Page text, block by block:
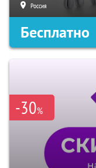
Россия
Бесплатно
-30%